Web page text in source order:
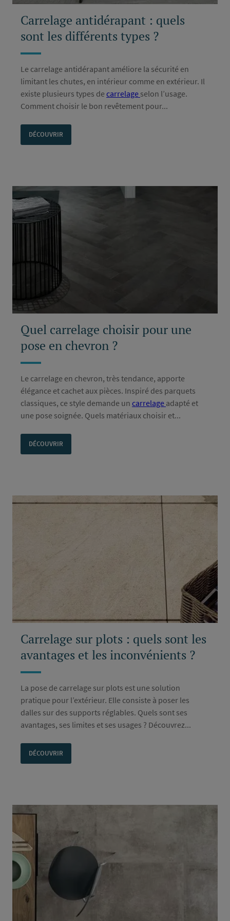
Carrelage antidérapant : quels
sont les différents types ?
Le carrelage antidérapant améliore la sécurité en
limitant les chutes, en intérieur comme en extérieur. Il
existe plusieurs types decarrelage selon l’usage.
Comment choisir le bon revêtement pour...
DÉCOUVRIR
Quel carrelage choisir pour une
pose en chevron ?
Le carrelage en chevron, très tendance, apporte
élégance et cachet aux pièces. Inspiré des parquets
classiques, ce style demande un carrelage adapté et
une pose soignée. Quels matériaux choisir et...
DÉCOUVRIR
Carrelage sur plots : quels sont les
avantages et les inconvénients ?
La pose de carrelage sur plots est une solution
pratique pour l’extérieur. Elle consiste à poser les
dalles sur des supports réglables. Quels sont ses
avantages, ses limites et ses usages ? Découvrez...
DÉCOUVRIR